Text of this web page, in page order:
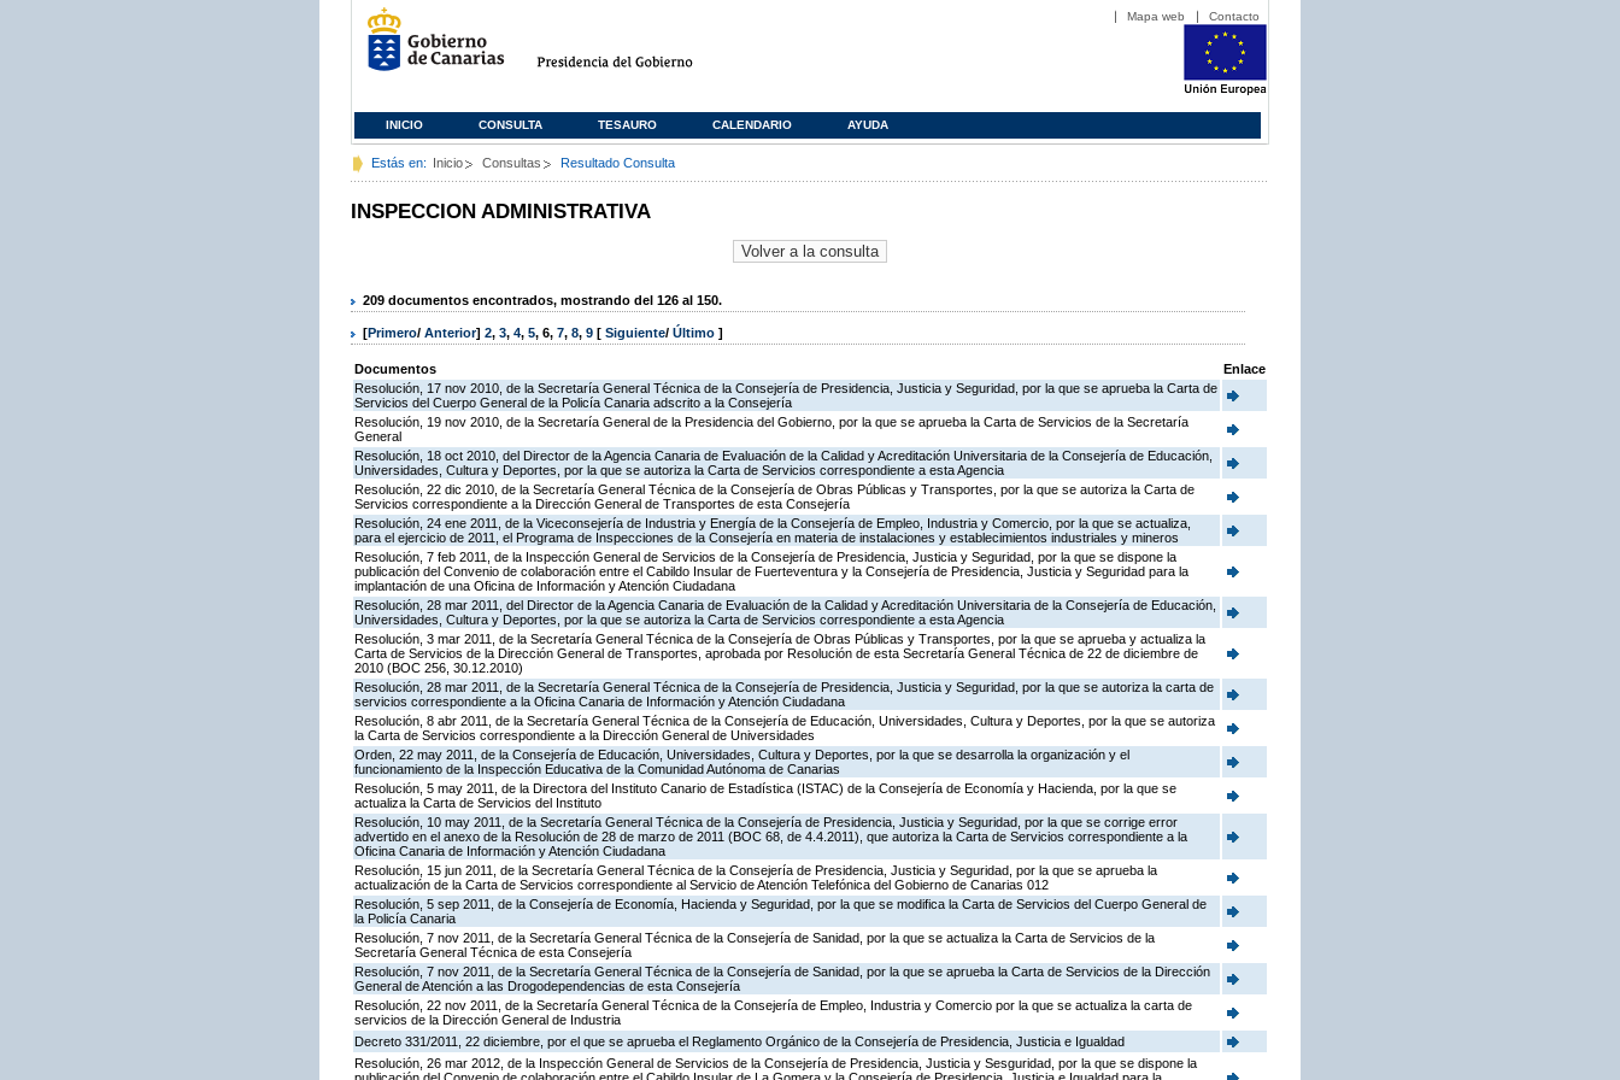
Mapa web Contacto
INICIO CONSULTA TESAURO CALENDARIO AYUDA
Estás en: Inicio Consultas Resultado Consulta
INSPECCION ADMINISTRATIVA
209 documentos encontrados, mostrando del 126 al 150.
[Primero/ Anterior] 2, 3, 4, 5, 6, 7, 8, 9 [ Siguiente/ Último ]
Documentos
Enlace
Resolución, 17 nov 2010, de la Secretaría General Técnica de la Consejería de Presidencia, Justicia y Seguridad, por la que se aprueba la Carta de
Servicios del Cuerpo General de la Policía Canaria adscrito a la Consejería
Resolución, 19 nov 2010, de la Secretaría General de la Presidencia del Gobierno, por la que se aprueba la Carta de Servicios de la Secretaría
General
Resolución, 18 oct 2010, del Director de la Agencia Canaria de Evaluación de la Calidad y Acreditación Universitaria de la Consejería de Educación,
Universidades, Cultura y Deportes, por la que se autoriza la Carta de Servicios correspondiente a esta Agencia
Resolución, 22 dic 2010, de la Secretaría General Técnica de la Consejería de Obras Públicas y Transportes, por la que se autoriza la Carta de
Servicios correspondiente a la Dirección General de Transportes de esta Consejería
Resolución, 24 ene 2011, de la Viceconsejería de Industria y Energía de la Consejería de Empleo, Industria y Comercio, por la que se actualiza,
para el ejercicio de 2011, el Programa de Inspecciones de la Consejería en materia de instalaciones y establecimientos industriales y mineros
Resolución, 7 feb 2011, de la Inspección General de Servicios de la Consejería de Presidencia, Justicia y Seguridad, por la que se dispone la
publicación del Convenio de colaboración entre el Cabildo Insular de Fuerteventura y la Consejería de Presidencia, Justicia y Seguridad para la
implantación de una Oficina de Información y Atención Ciudadana
Resolución, 28 mar 2011, del Director de la Agencia Canaria de Evaluación de la Calidad y Acreditación Universitaria de la Consejería de Educación,
Universidades, Cultura y Deportes, por la que se autoriza la Carta de Servicios correspondiente a esta Agencia
Resolución, 3 mar 2011, de la Secretaría General Técnica de la Consejería de Obras Públicas y Transportes, por la que se aprueba y actualiza la
Carta de Servicios de la Dirección General de Transportes, aprobada por Resolución de esta Secretaría General Técnica de 22 de diciembre de
2010 (BOC 256, 30.12.2010)
Resolución, 28 mar 2011, de la Secretaría General Técnica de la Consejería de Presidencia, Justicia y Seguridad, por la que se autoriza la carta de
servicios correspondiente a la Oficina Canaria de Información y Atención Ciudadana
Resolución, 8 abr 2011, de la Secretaría General Técnica de la Consejería de Educación, Universidades, Cultura y Deportes, por la que se autoriza
la Carta de Servicios correspondiente a la Dirección General de Universidades
Orden, 22 may 2011, de la Consejería de Educación, Universidades, Cultura y Deportes, por la que se desarrolla la organización y el
funcionamiento de la Inspección Educativa de la Comunidad Autónoma de Canarias
Resolución, 5 may 2011, de la Directora del Instituto Canario de Estadística (ISTAC) de la Consejería de Economía y Hacienda, por la que se
actualiza la Carta de Servicios del Instituto
Resolución, 10 may 2011, de la Secretaría General Técnica de la Consejería de Presidencia, Justicia y Seguridad, por la que se corrige error
advertido en el anexo de la Resolución de 28 de marzo de 2011 (BOC 68, de 4.4.2011), que autoriza la Carta de Servicios correspondiente a la
Oficina Canaria de Información y Atención Ciudadana
Resolución, 15 jun 2011, de la Secretaría General Técnica de la Consejería de Presidencia, Justicia y Seguridad, por la que se aprueba la
actualización de la Carta de Servicios correspondiente al Servicio de Atención Telefónica del Gobierno de Canarias 012
Resolución, 5 sep 2011, de la Consejería de Economía, Hacienda y Seguridad, por la que se modifica la Carta de Servicios del Cuerpo General de
la Policía Canaria
Resolución, 7 nov 2011, de la Secretaría General Técnica de la Consejería de Sanidad, por la que se actualiza la Carta de Servicios de la
Secretaría General Técnica de esta Consejería
Resolución, 7 nov 2011, de la Secretaría General Técnica de la Consejería de Sanidad, por la que se aprueba la Carta de Servicios de la Dirección
General de Atención a las Drogodependencias de esta Consejería
Resolución, 22 nov 2011, de la Secretaría General Técnica de la Consejería de Empleo, Industria y Comercio por la que se actualiza la carta de
servicios de la Dirección General de Industria
Decreto 331/2011, 22 diciembre, por el que se aprueba el Reglamento Orgánico de la Consejería de Presidencia, Justicia e Igualdad
Resolución, 26 mar 2012, de la Inspección General de Servicios de la Consejería de Presidencia, Justicia y Sesguridad, por la que se dispone la